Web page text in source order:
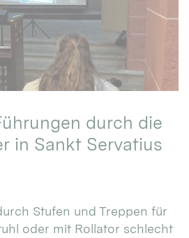
durch die
in Sankt Servatius
Stufen und Treppen für
oder mit Rollator schlecht